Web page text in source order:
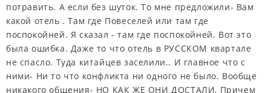
потравить. А если без шуток. То мне предложили- Вам
какой отель . Там где Повеселей или там где
поспокойней. Я сказал - там где поспокойней. Вот это
была ошибка. Даже то что отель в РУССКОМ квартале
не спасло. Туда китайцев заселили.. И главное что с
ними- Ни то что конфликта ни одного не было. Вообще
никакого общения- НО КАК ЖЕ ОНИ ДОСТАЛИ, Причем